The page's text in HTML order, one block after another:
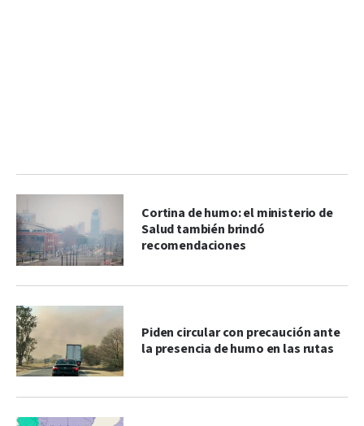
Cortina de humo: el ministerio de
Salud también brindó
recomendaciones
Piden circular con precaución ante
la presencia de humo en las rutas